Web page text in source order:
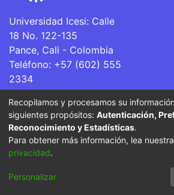
Universidad Icesi: Calle
18 No. 122-135
Pance, Cali - Colombia
Teléfono: +57 (602) 555
2334
ventanillaunica@icesi.edu.co
La Universidad Icesi es una
Superior que se encuentra sujeta a
por parte del Ministerio de
Configuración
Recopilamos y procesamos su
siguientes propósitos: Autenticación,
Reconocimiento y Estadísticas.
Para obtener más información, lea nuestra
privacidad.
Personalizar